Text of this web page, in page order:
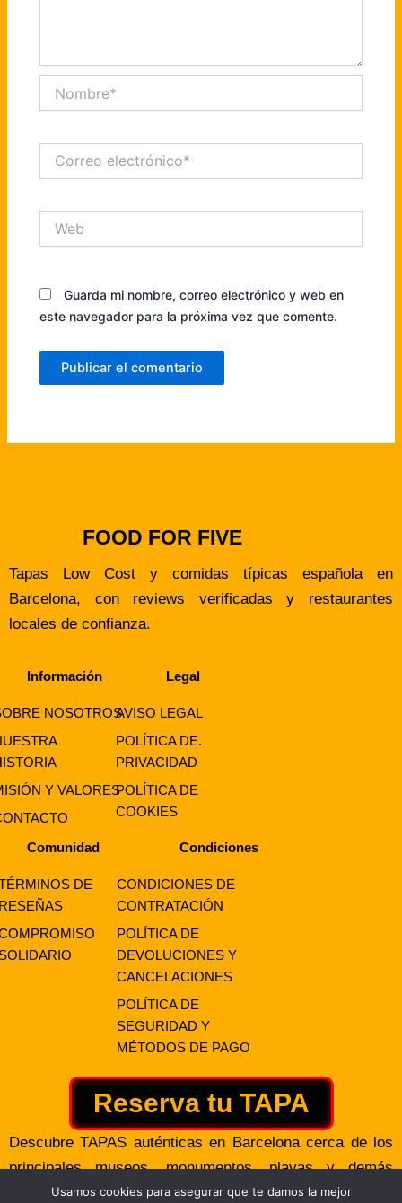
electrónico*
Guarda mi nombre, correo electrónico y web en
este navegador para la próxima vez que comente.
FOOD FOR FIVE
Tapas Low Cost y comidas típicas española en
Barcelona, con reviews verificadas y restaurantes
locales de confianza.
Información Legal
NOSOTROS
Y VALORES
AVISO LEGAL
POLÍTICA DE.
PRIVACIDAD
POLÍTICA DE
COOKIES
Comunidad Condiciones
DE
CONDICIONES DE
CONTRATACIÓN
POLÍTICA DE
DEVOLUCIONES Y
CANCELACIONES
POLÍTICA DE
SEGURIDAD Y
MÉTODOS DE PAGO
Reserva tu TAPA
Descubre TAPAS auténticas en Barcelona cerca de los
principales museos, monumentos, playas y demás
puntos de interés.
Usamos cookies para asegurar que te damos la mejor